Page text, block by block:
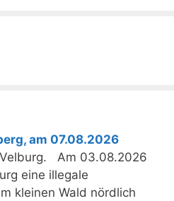
am 07.08.2026
Am 03.08.2026
eine illegale
kleinen Wald nördlich